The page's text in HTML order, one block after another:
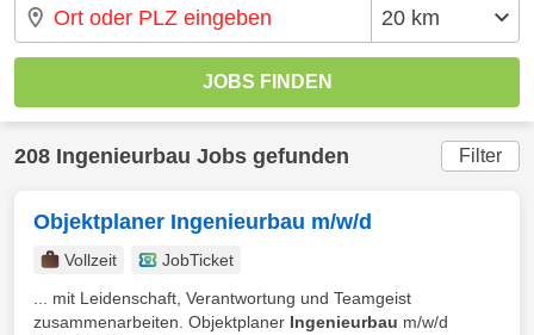
208 Ingenieurbau Jobs gefunden Filter
Objektplaner Ingenieurbau m/w/d
Vollzeit
JobTicket
... mit Leidenschaft, Verantwortung und Teamgeist
zusammenarbeiten. Objektplaner Ingenieurbau m/w/d